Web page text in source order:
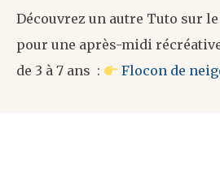
Découvrez un autre Tuto sur
pour une après-midi
de 3 à 7 ans :
Flocon de